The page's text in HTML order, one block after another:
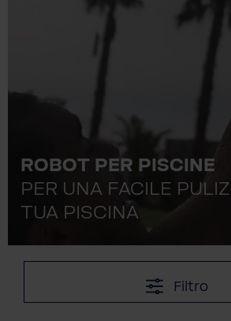
ROBOT PER PISCINE
PER UNA FACILE
TUA PISCINA
Filtro